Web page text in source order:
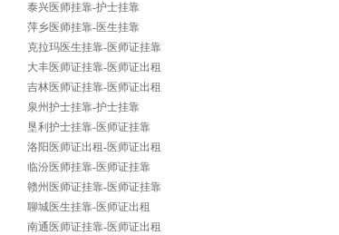
泰兴医师挂靠-护士挂靠
萍乡医师挂靠-医生挂靠
克拉玛医生挂靠-医师证挂靠
大丰医师证挂靠-医师证出租
吉林医师证挂靠-医师证出租
泉州护士挂靠-护士挂靠
垦利护士挂靠-医师证挂靠
洛阳医师证出租-医师证出租
临汾医师挂靠-医师证挂靠
赣州医师证挂靠-医师证挂靠
聊城医生挂靠-医师证出租
南通医师证挂靠-医师证出租